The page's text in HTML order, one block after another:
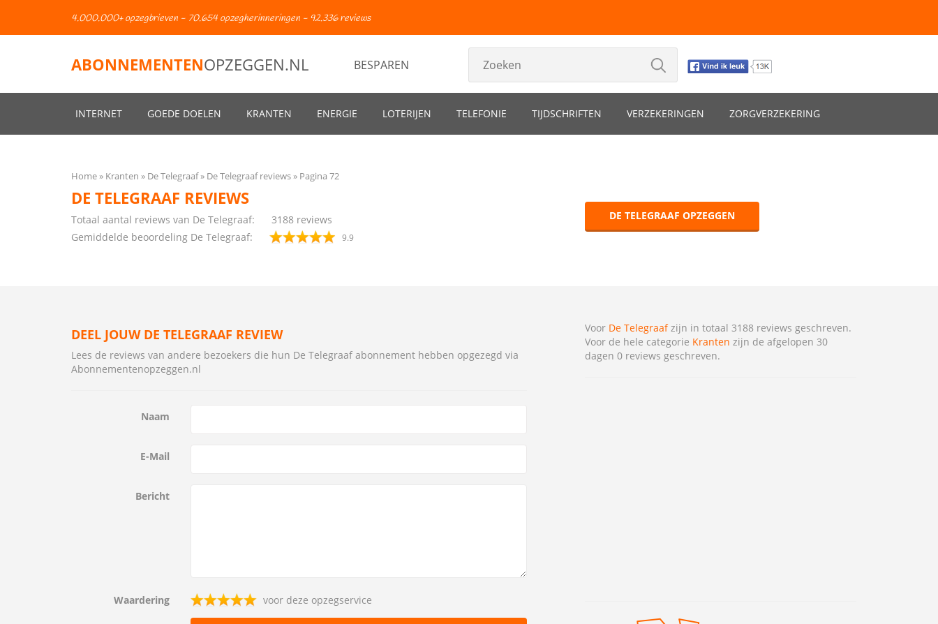
4.000.000+ opzegbrieven - 70.654 opzegherinneringen - 92.336 reviews
ABONNEMENTENOPZEGGEN.NL BESPAREN
INTERNET GOEDE DOELEN KRANTEN ENERGIE LOTERIJEN TELEFONIE TIJDSCHRIFTEN VERZEKERINGEN ZORGVERZEKERING
Home Kranten De Telegraaf De Telegraaf reviews Pagina 72
DE TELEGRAAF REVIEWS
Totaal aantal reviews van De Telegraaf: 3188 reviews
Gemiddelde beoordeling De Telegraaf:
9.9
DE TELEGRAAF OPZEGGEN
DEEL JOUW DE TELEGRAAF REVIEW
Lees de reviews van andere bezoekers die hun De Telegraaf abonnement hebben opgezegd via
Abonnementenopzeggen.nl
Naam
E-Mail
Bericht
Waardering voor deze opzegservice
Voor De Telegraafzijn in totaal 3188 reviews geschreven.
Voor de hele categorie Kranten zijn de afgelopen 30
dagen 0 reviews geschreven.